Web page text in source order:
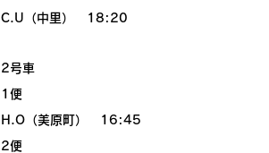
C.U（中里）　18:20
2号車
1便
H.O（美原町）　16:45
2便